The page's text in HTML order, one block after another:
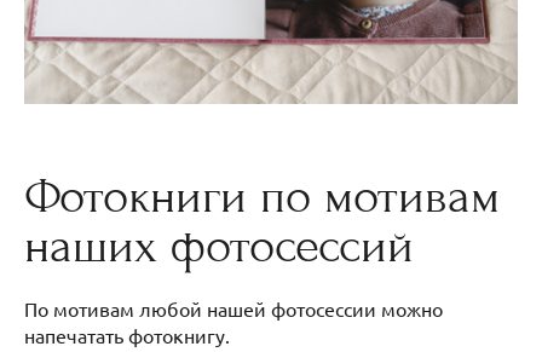
Фотокниги по мотивам
наших фотосессий
По мотивам любой нашей фотосессии можно
напечатать фотокнигу.